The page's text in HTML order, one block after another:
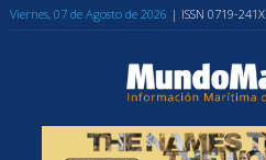
Viernes, 07 de Agosto de 2026 | ISSN 0719-241X